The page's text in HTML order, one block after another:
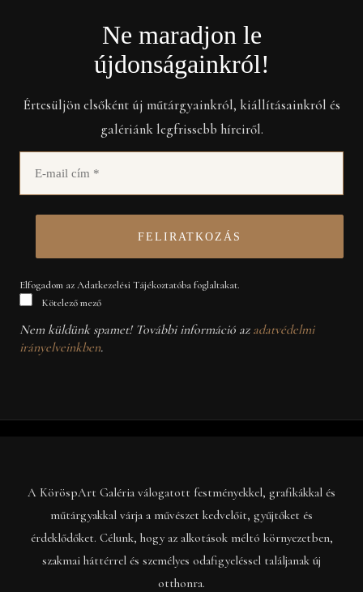
Ne maradjon le
újdonságainkról!
Értesüljön elsőként új műtárgyainkról, kiállításainkról és
galériánk legfrissebb híreiről.
Elfogadom az Adatkezelési Tájékoztatóba foglaltakat.
Kötelező mező
Nem küldünk spamet! További információ az adatvédelmi
irányelveinkben.
A KöröspArt Galéria válogatott festményekkel, grafikákkal és
műtárgyakkal várja a művészet kedvelőit, gyűjtőket és
érdeklődőket. Célunk, hogy az alkotások méltó környezetben,
szakmai háttérrel és személyes odafigyeléssel találjanak új
otthonra.